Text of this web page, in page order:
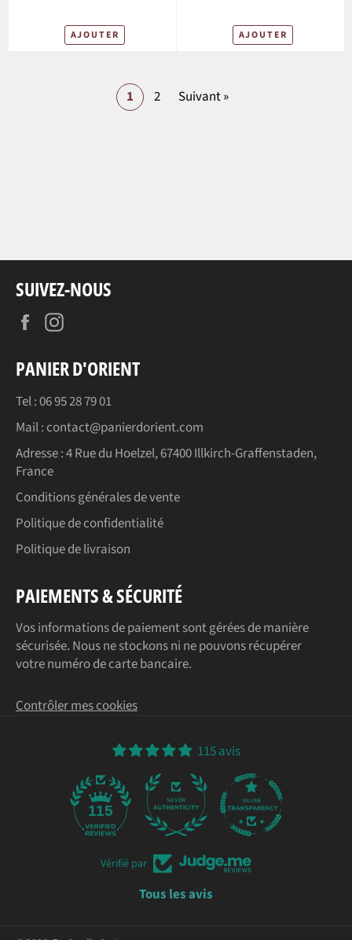
AJOUTER AJOUTER
1 2 Suivant »
SUIVEZ-NOUS
Facebook
PANIER D'ORIENT
Tel : 06 95 28 79 01
Mail : contact@panierdorient.com
Adresse :4 Rue du Hoelzel, 67400 Illkirch-Graffenstaden,
France
Conditions générales de vente
Politique de confidentialité
Politique de livraison
PAIEMENTS & SÉCURITÉ
Vos informations de paiement sont gérées de manière
sécurisée. Nous ne stockons ni ne pouvons récupérer
votre numéro de carte bancaire.
Contrôler mes cookies
115 avis
115
Vérifié par
Tous les avis